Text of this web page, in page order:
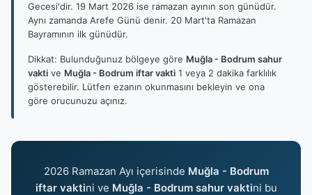
Gecesi'dir. 19 Mart 2026 ise ramazan ayının son günüdür.
Aynı zamanda Arefe Günü denir. 20 Mart'ta Ramazan
Bayramının ilk günüdür.
Dikkat: Bulunduğunuz bölgeye göre Muğla - Bodrum sahur
vakti ve Muğla - Bodrum iftar vakti 1 veya 2 dakika farklılık
gösterebilir. Lütfen ezanın okunmasını bekleyin ve ona
göre orucunuzu açınız.
2026 Ramazan Ayı içerisinde Muğla - Bodrum
iftar vaktini ve Muğla - Bodrum sahur vaktini bu